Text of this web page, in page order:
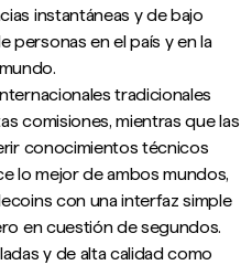
instantáneas y de bajo
personas en el país y en la
tradicionales
comisiones, mientras que las
conocimientos técnicos
lo mejor de ambos mundos,
con una interfaz simple
en cuestión de segundos.
y de alta calidad como